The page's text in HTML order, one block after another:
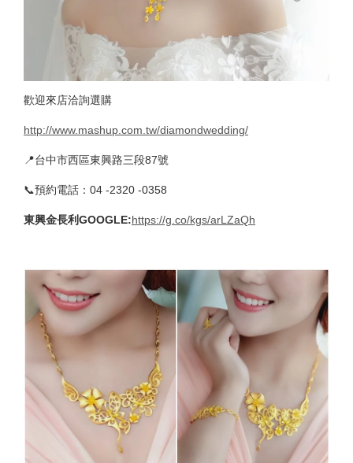
歡迎來店洽詢選購
http://www.mashup.com.tw/diamondwedding/
📍台中市西區東興路三段87號
📞預約電話：04 -2320 -0358
東興金長利GOOGLE:https://g.co/kgs/arLZaQh